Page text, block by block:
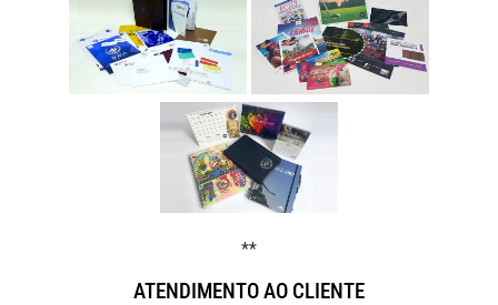
**
ATENDIMENTO AO CLIENTE